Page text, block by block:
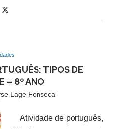
TIPOS DE
– 8º ANO
Lage Fonseca
Atividade de português,